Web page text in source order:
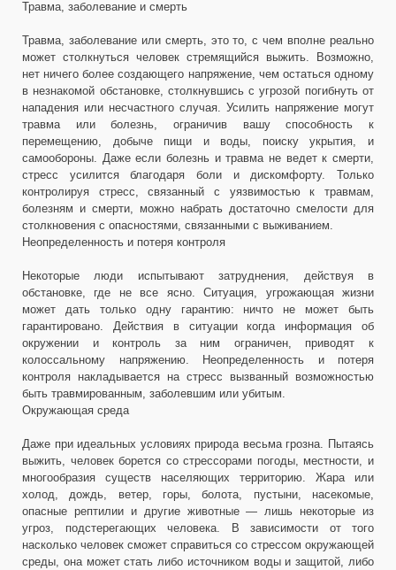
Травма, заболевание и смерть
Травма, заболевание или смерть, это то, с чем вполне реально
может столкнуться человек стремящийся выжить. Возможно,
нет ничего более создающего напряжение, чем остаться одному
в незнакомой обстановке, столкнувшись с угрозой погибнуть от
нападения или несчастного случая. Усилить напряжение могут
травма или болезнь, ограничив вашу способность к
перемещению, добыче пищи и воды, поиску укрытия, и
самообороны. Даже если болезнь и травма не ведет к смерти,
стресс усилится благодаря боли и дискомфорту. Только
контролируя стресс, связанный с уязвимостью к травмам,
болезням и смерти, можно набрать достаточно смелости для
столкновения с опасностями, связанными с выживанием.
Неопределенность и потеря контроля
Некоторые люди испытывают затруднения, действуя в
обстановке, где не все ясно. Ситуация, угрожающая жизни
может дать только одну гарантию: ничто не может быть
гарантировано. Действия в ситуации когда информация об
окружении и контроль за ним ограничен, приводят к
колоссальному напряжению. Неопределенность и потеря
контроля накладывается на стресс вызванный возможностью
быть травмированным, заболевшим или убитым.
Окружающая среда
Даже при идеальных условиях природа весьма грозна. Пытаясь
выжить, человек борется со стрессорами погоды, местности, и
многообразия существ населяющих территорию. Жара или
холод, дождь, ветер, горы, болота, пустыни, насекомые,
опасные рептилии и другие животные — лишь некоторые из
угроз, подстерегающих человека. В зависимости от того
насколько человек сможет справиться со стрессом окружающей
среды, она может стать либо источником воды и защитой, либо